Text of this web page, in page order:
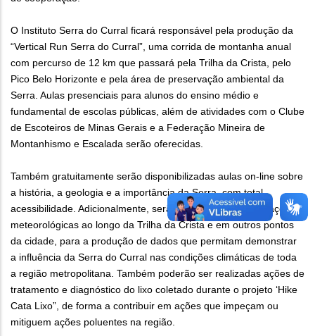
O Instituto Serra do Curral ficará responsável pela produção da
“Vertical Run Serra do Curral”, uma corrida de montanha anual
com percurso de 12 km que passará pela Trilha da Crista, pelo
Pico Belo Horizonte e pela área de preservação ambiental da
Serra. Aulas presenciais para alunos do ensino médio e
fundamental de escolas públicas, além de atividades com o Clube
de Escoteiros de Minas Gerais e a Federação Mineira de
Montanhismo e Escalada serão oferecidas.
Também gratuitamente serão disponibilizadas aulas on-line sobre
a história, a geologia e a importância da Serra, com total
acessibilidade. Adicionalmente, serão implantadas miniestações
meteorológicas ao longo da Trilha da Crista e em outros pontos
da cidade, para a produção de dados que permitam demonstrar
a influência da Serra do Curral nas condições climáticas de toda
a região metropolitana. Também poderão ser realizadas ações de
tratamento e diagnóstico do lixo coletado durante o projeto ‘Hike
Cata Lixo”, de forma a contribuir em ações que impeçam ou
mitiguem ações poluentes na região.